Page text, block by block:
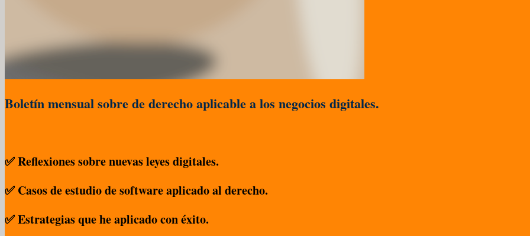
Boletín mensual sobre de derecho aplicable a los negocios digitales.
✅ Reflexiones sobre nuevas leyes digitales.
✅ Casos de estudio de software aplicado al derecho.
✅ Estrategias que he aplicado con éxito.